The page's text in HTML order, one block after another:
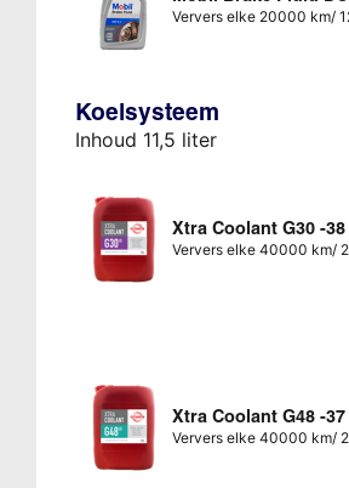
Ververs elke 20000 km/
Koelsysteem
Inhoud 11,5 liter
Xtra Coolant G30 -
Ververs elke 40000 km/
Xtra Coolant G48 -
Ververs elke 40000 km/